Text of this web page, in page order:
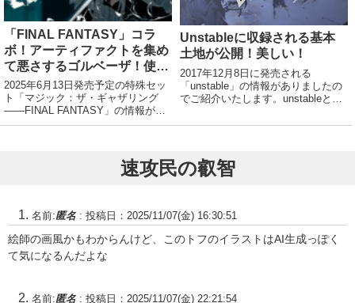
「FINAL FANTASY」コラ
ボ！アーティファクトを集め
て悪さするゴルベーザ！使い
勝手のいいGFイフリート！
死亡誘発を繰り返す正宗！ほ
か
2025年6月13日発売予定の特殊セッ
ト「マジック：ザ・ギャザリング
――FINAL FANTASY」の情報があ
ったのでご紹介いたします。
Unstableに収録される基本
土地が公開！美しい！
2017年12月8日に発売される
「unstable」の情報がありましたの
でご紹介いたします。unstableとは
『アン』・シリーズ第3弾で銀枠の
速攻民の叡智
名前:匿名 : 投稿日：2025/11/07(金) 16:30:51
絵師の画風かもわからんけど、このトフのイラストはAI生成っぽく
て気になるんだよな
名前:匿名 : 投稿日：2025/11/07(金) 22:21:54